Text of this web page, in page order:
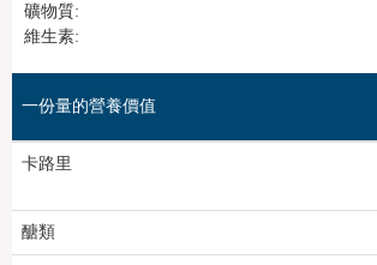
礦物質:
維生素:
一份量的營養價值
卡路里
醣類